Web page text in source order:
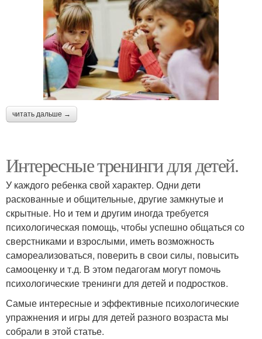
читать дальше →
Интересные тренинги для детей.
У каждого ребенка свой характер. Одни дети
раскованные и общительные, другие замкнутые и
скрытные. Но и тем и другим иногда требуется
психологическая помощь, чтобы успешно общаться со
сверстниками и взрослыми, иметь возможность
самореализоваться, поверить в свои силы, повысить
самооценку и т.д. В этом педагогам могут помочь
психологические тренинги для детей и подростков.
Самые интересные и эффективные психологические
упражнения и игры для детей разного возраста мы
собрали в этой статье.